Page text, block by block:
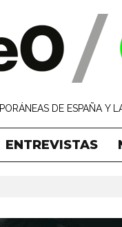
DE ESPAÑA Y
ENTREVISTAS